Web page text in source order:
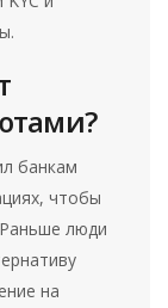
банкам
чтобы
люди
на